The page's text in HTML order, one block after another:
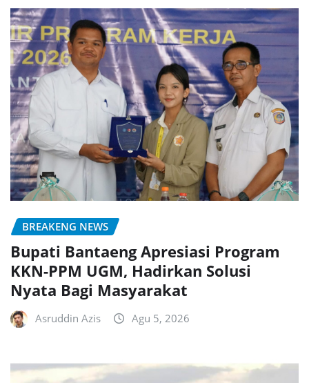
BREAKENG NEWS
Bupati Bantaeng Apresiasi Program
KKN-PPM UGM, Hadirkan Solusi
Nyata Bagi Masyarakat
Asruddin Azis Agu 5, 2026